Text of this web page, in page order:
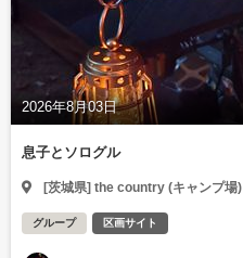
2026年8月03日
息子とソログル
[茨城県] the country (キャンプ場)
グループ 区画サイト